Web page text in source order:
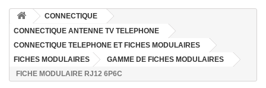
CONNECTIQUE
CONNECTIQUE ANTENNE TV TELEPHONE
CONNECTIQUE TELEPHONE ET FICHES MODULAIRES
FICHES MODULAIRES
GAMME DE FICHES MODULAIRES
FICHE MODULAIRE RJ12 6P6C